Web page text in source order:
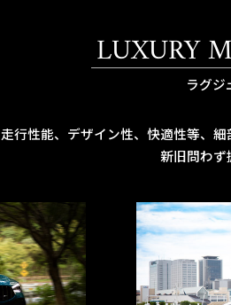
LUXURY
ラグジ
走行性能、デザイン性、快適性等、細
新旧問わず